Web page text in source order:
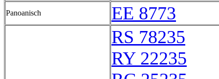
Panoanisch
EE 8773
RS 78235
RY 22235